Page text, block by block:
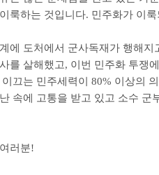
룩하는 것입니다. 민주화가 이
에 도처에서 군사독재가 행해지
를 살해했고, 이번 민주화 투쟁
끄는 민주세력이 80% 이상의
속에 고통을 받고 있고 소수 군
러분!